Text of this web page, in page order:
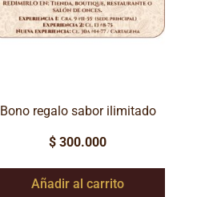
Bono regalo sabor ilimitado
$ 300.000
Añadir al carrito